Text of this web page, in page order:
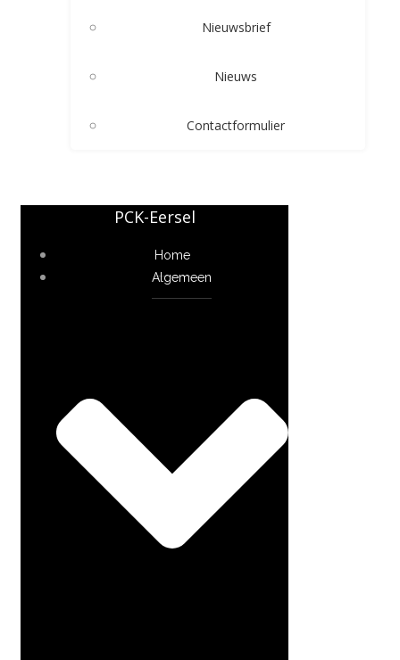
Nieuwsbrief
Nieuws
Contactformulier
PCK-Eersel
Home
Algemeen